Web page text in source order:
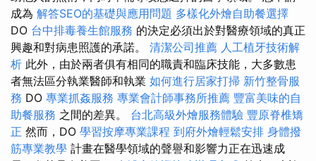
成為 解答SEO的基礎與應用問題 多樣化外燴自助餐選擇
DO 台中排毒養生館服務 的決定必須出於對醫療領域的真正
興趣和對病患照護的承諾。 清潔公司推薦 人工植牙技術解
析 此外，由於兩者俱有相同的職責和臨床技能，大多數患
者無法區分執業醫師和執業 如何進行居家打掃 新竹整骨服
務 DO 專業抓姦服務 專業會計師事務所推薦 豐富美味的自
助餐服務 之間的差異。 台北高級外燴服務體驗 豐原脊椎矯
正 然而，DO 學習按摩專業課程 到府外燴輕鬆安排 身體撥
筋專業教學 計畫在醫學領域的聲譽和影響力正在迅速成